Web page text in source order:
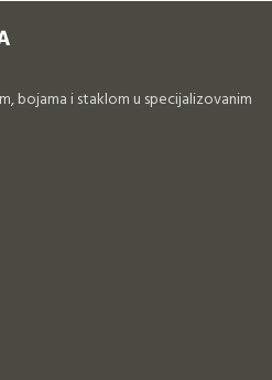
bojama i staklom u specijalizovanim